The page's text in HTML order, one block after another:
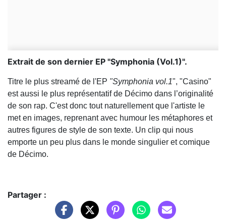
Extrait de son dernier EP "Symphonia (Vol.1)".
Titre le plus streamé de l'EP "Symphonia vol.1", "Casino"
est aussi le plus représentatif de Décimo dans l’originalité
de son rap. C'est donc tout naturellement que l'artiste le
met en images, reprenant avec humour les métaphores et
autres figures de style de son texte. Un clip qui nous
emporte un peu plus dans le monde singulier et comique
de Décimo.
Partager :